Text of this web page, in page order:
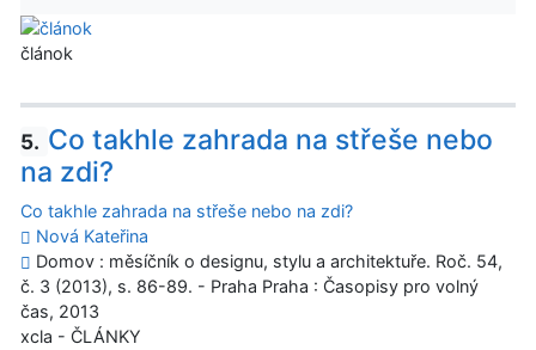
článok
5. Co takhle zahrada na střeše nebo
na zdi?
Co takhle zahrada na střeše nebo na zdi?
Nová Kateřina
Domov : měsíčník o designu, stylu a architektuře. Roč. 54,
č. 3 (2013), s. 86-89. - Praha Praha : Časopisy pro volný
čas, 2013
xcla - ČLÁNKY